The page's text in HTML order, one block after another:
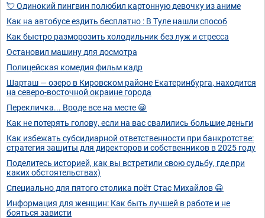
💘 Одинокий пингвин полюбил картонную девочку из аниме
Как на автобусе ездить бесплатно : В Туле нашли способ
Как быстро разморозить холодильник без луж и стресса
Остановил машину для досмотра
Полицейская комедия фильм кадр
Шарташ — озеро в Кировском районе Екатеринбурга, находится
на северо-восточной окраине города
Перекличка... Вроде все на месте 😀
Как не потерять голову, если на вас свалились большие деньги
Как избежать субсидиарной ответственности при банкротстве:
стратегия защиты для директоров и собственников в 2025 году
Поделитесь историей, как вы встретили свою судьбу, где при
каких обстоятельствах)
Специально для пятого столика поёт Стас Михайлов 😀
Информация для женщин: Как быть лучшей в работе и не
бояться зависти